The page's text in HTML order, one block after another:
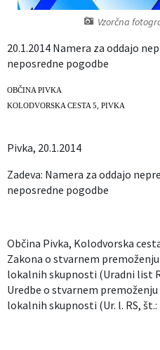
Vzorčna
20.1.2014 Namera za oddajo
neposredne pogodbe
OBČINA PIVKA
KOLODVORSKA CESTA 5, PIVKA
Pivka, 20.1.2014
Zadeva: Namera za oddajo
neposredne pogodbe
Občina Pivka, Kolodvorska
Zakona o stvarnem
lokalnih skupnosti (Uradni list
Uredbe o stvarnem
lokalnih skupnosti (Ur. l. RS,
Kultura, šport in turizem
Sociala in zdravstvo